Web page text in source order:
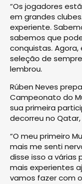
“Os jogadores
em grandes
experiente.
sabemos que
conquistas.
seleção de
lembrou.
Rúben Neves
Campeonato do
sua primeira
decorreu no
“O meu primeiro
mais me senti
disse isso a várias
mais experientes
vamos fazer com